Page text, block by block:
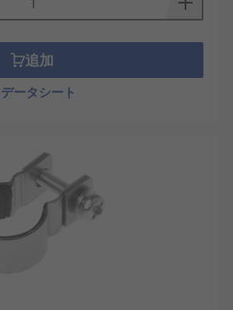
追加
データシート